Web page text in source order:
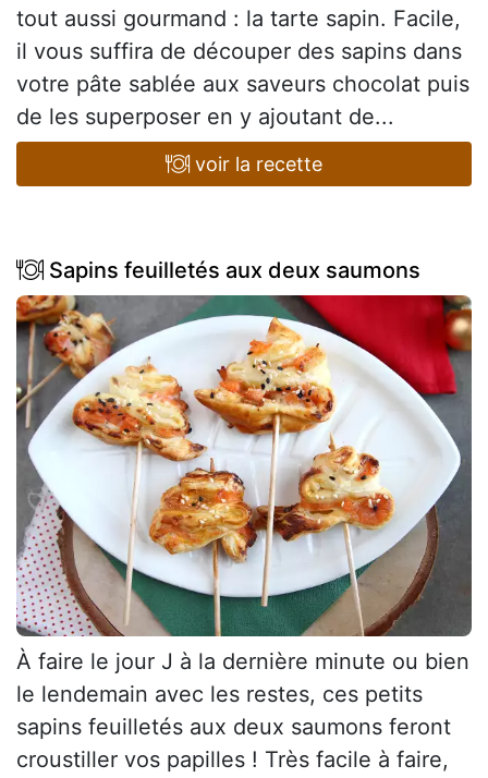
tout aussi gourmand : la tarte sapin. Facile,
il vous suffira de découper des sapins dans
votre pâte sablée aux saveurs chocolat puis
de les superposer en y ajoutant de...
voir la recette
Sapins feuilletés aux deux saumons
À faire le jour J à la dernière minute ou bien
le lendemain avec les restes, ces petits
sapins feuilletés aux deux saumons feront
croustiller vos papilles ! Très facile à faire,